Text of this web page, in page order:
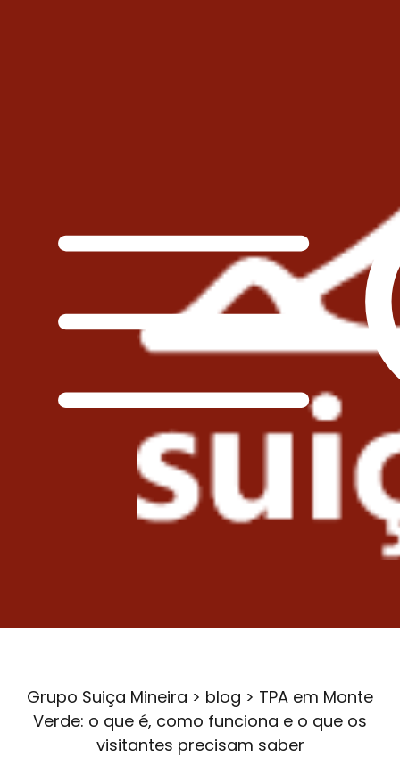
Grupo Suiça Mineira > blog > TPA em Monte
Verde: o que é, como funciona e o que os
visitantes precisam saber